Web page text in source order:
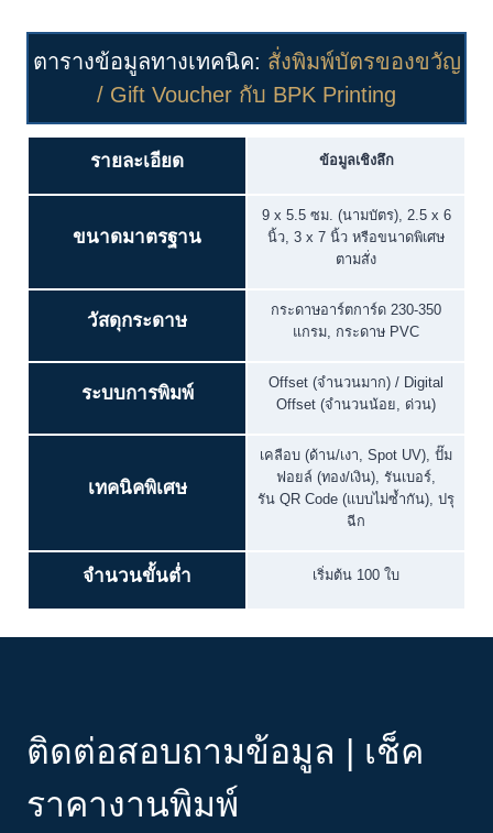
ตารางข้อมูลทางเทคนิค: สั่งพิมพ์บัตรของขวัญ
/ Gift Voucher กับ BPK Printing
รายละเอียด ข้อมูลเชิงลึก
ขนาดมาตรฐาน
9 x 5.5 ซม. (นามบัตร), 2.5 x 6
นิ้ว, 3 x 7 นิ้ว หรือขนาดพิเศษ
ตามสั่ง
วัสดุกระดาษ
กระดาษอาร์ตการ์ด 230-350
แกรม, กระดาษ PVC
ระบบการพิมพ์
Offset (จำนวนมาก) / Digital
Offset (จำนวนน้อย, ด่วน)
เทคนิคพิเศษ
เคลือบ (ด้าน/เงา, Spot UV), ปั๊ม
ฟอยล์ (ทอง/เงิน), รันเบอร์,
รัน QR Code (แบบไม่ซ้ำกัน), ปรุ
ฉีก
จำนวนขั้นต่ำ เริ่มต้น 100 ใบ
ติดต่อสอบถามข้อมูล | เช็ค
ราคางานพิมพ์